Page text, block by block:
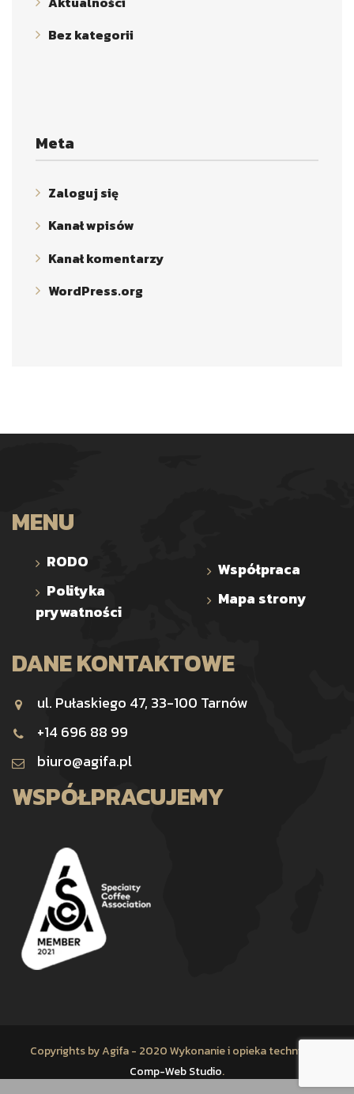
Bez kategorii
Meta
Zaloguj się
Kanał wpisów
Kanał komentarzy
WordPress.org
MENU
RODO
Polityka
prywatności
Współpraca
Mapa strony
DANE KONTAKTOWE
ul. Pułaskiego 47, 33-100 Tarnów
+14 696 88 99
biuro@agifa.pl
WSPÓŁPRACUJEMY
Copyrights by Agifa - 2020 Wykonanie i opieka techniczna
Comp-Web Studio.